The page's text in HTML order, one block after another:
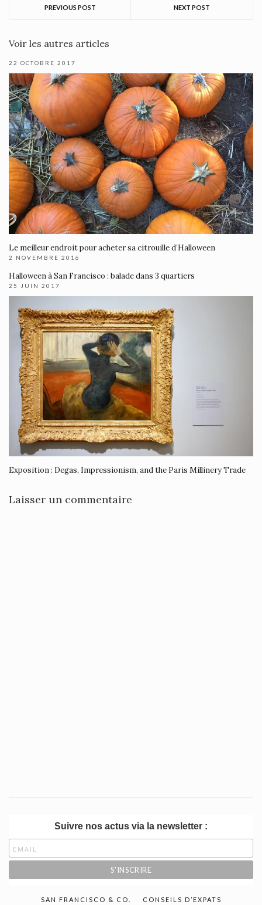
PREVIOUS POST NEXT POST
Voir les autres articles
22 OCTOBRE 2017
Le meilleur endroit pour acheter sa citrouille d’Halloween
2 NOVEMBRE 2016
Halloween à San Francisco : balade dans 3 quartiers
25 JUIN 2017
Exposition : Degas, Impressionism, and the Paris Millinery Trade
Laisser un commentaire
Suivre nos actus via la newsletter :
SAN FRANCISCO & CO. CONSEILS D’EXPATS